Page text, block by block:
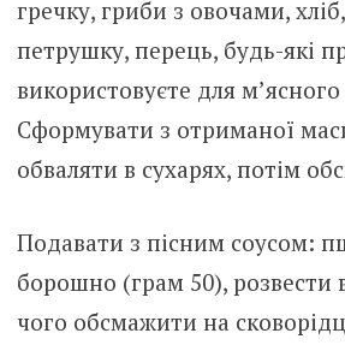
гречку, гриби з овочами,
петрушку, перець, будь-які
використовуєте для
Сформувати з отриманої
обваляти в сухарях, потім
Подавати з пісним соусом:
борошно (грам 50), розвести
чого обсмажити на